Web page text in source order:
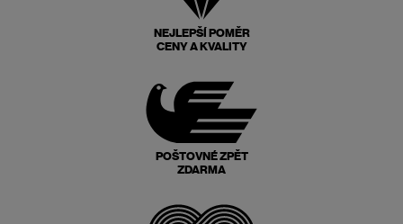
NEJLEPŠÍ POMĚR
CENY A KVALITY
POŠTOVNÉ ZPĚT
ZDARMA